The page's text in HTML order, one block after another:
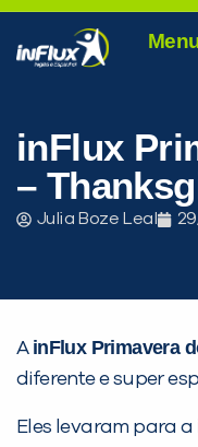
inFlux
–
Julia Boze Leal
A inFlux Primavera
diferente e super
Eles levaram para a